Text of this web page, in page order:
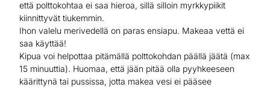
että polttokohtaa ei saa hieroa, sillä silloin myrkkypiikit
kiinnittyvät tiukemmin.
Ihon valelu merivedellä on paras ensiapu. Makeaa vettä ei
saa käyttää!
Kipua voi helpottaa pitämällä polttokohdan päällä jäätä (max
15 minuuttia). Huomaa, että jään pitää olla pyyhkeeseen
käärittynä tai pussissa, jotta makea vesi ei pääsee